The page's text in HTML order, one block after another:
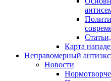
Карта
Неправомерный
Новости